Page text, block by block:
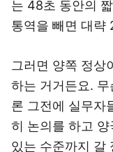
는 48초 동안의
통역을 빼면 대략
그러면 양쪽 정상
하는 거거든요.
론 그전에 실무자
히 논의를 하고
있는 수준까지 갈